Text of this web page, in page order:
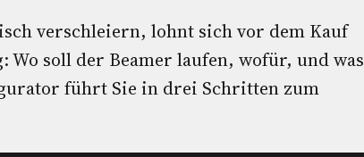
verschleiern, lohnt sich vor dem Kauf
soll der Beamer laufen, wofür, und was
führt Sie in drei Schritten zum